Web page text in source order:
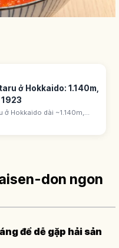
ở Hokkaido: 1.140m,
ở Hokkaido dài ~1.140m,
bằng cách lấn biển. Có 63
don ngon
để dễ gặp hải sản